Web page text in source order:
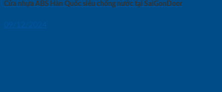
Cửa nhựa ABS Hàn Quốc siêu chống nước tại SaiGonDoor
09/12/2024